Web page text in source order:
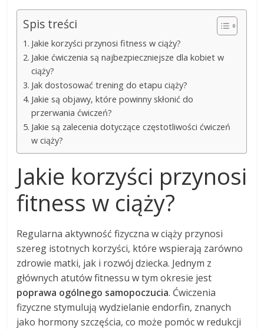
Spis treści
Jakie korzyści przynosi fitness w ciąży?
Jakie ćwiczenia są najbezpieczniejsze dla kobiet w
ciąży?
Jak dostosować trening do etapu ciąży?
Jakie są objawy, które powinny skłonić do
przerwania ćwiczeń?
Jakie są zalecenia dotyczące częstotliwości ćwiczeń
w ciąży?
Jakie korzyści przynosi
fitness w ciąży?
Regularna aktywność fizyczna w ciąży przynosi
szereg istotnych korzyści, które wspierają zarówno
zdrowie matki, jak i rozwój dziecka. Jednym z
głównych atutów fitnessu w tym okresie jest
poprawa ogólnego samopoczucia. Ćwiczenia
fizyczne stymulują wydzielanie endorfin, znanych
jako hormony szczęścia, co może pomóc w redukcji